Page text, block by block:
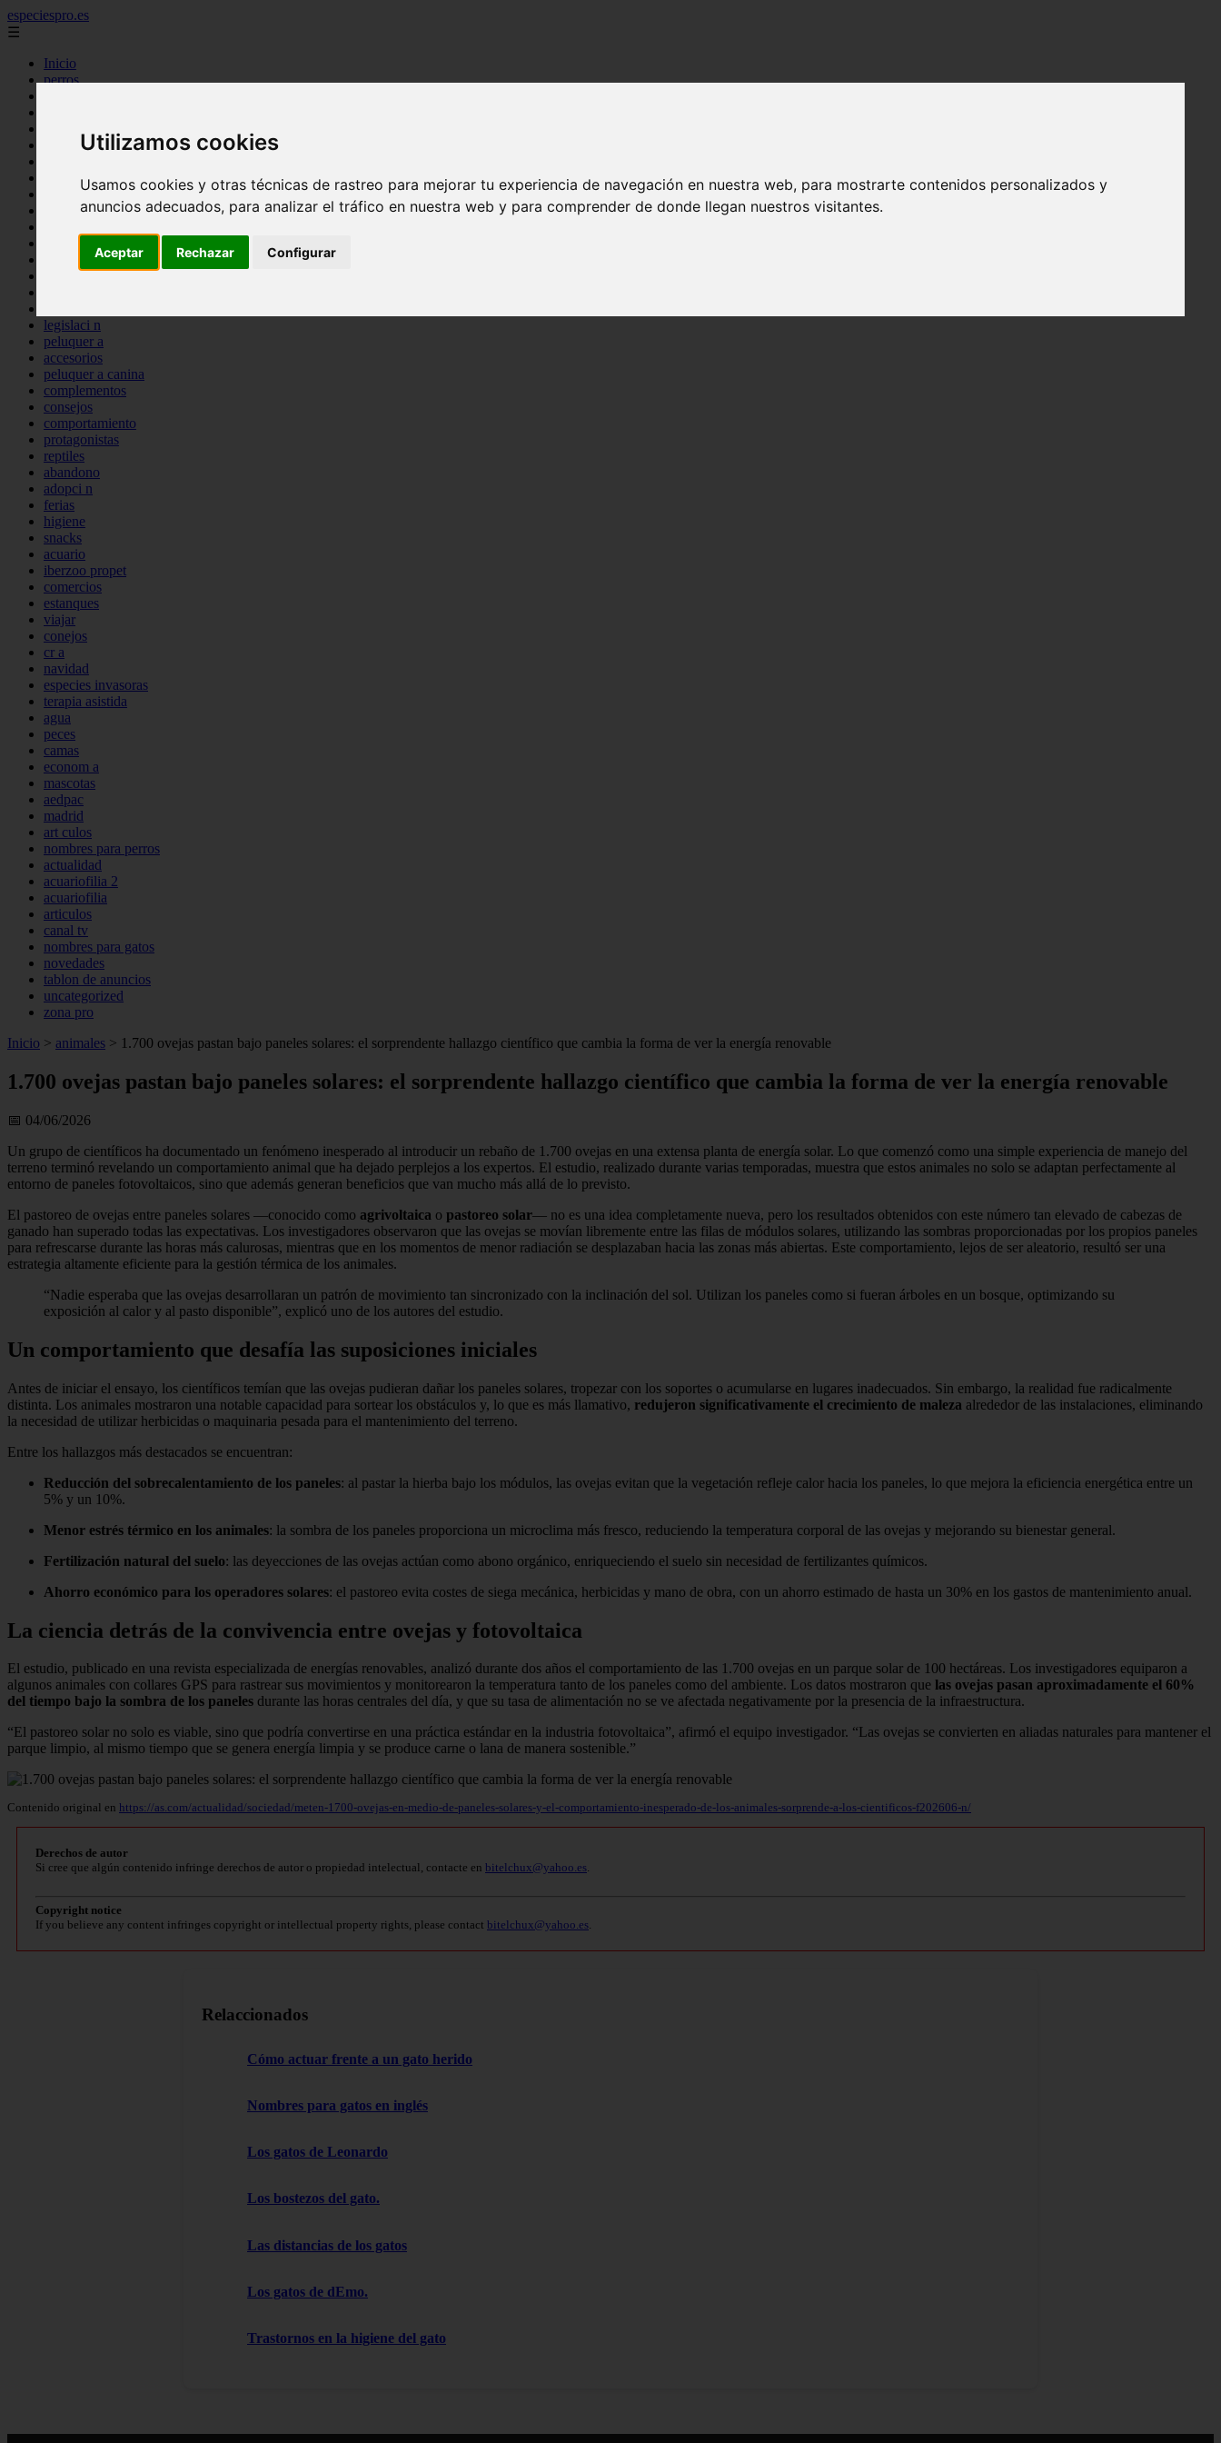
Utilizamos cookies
Usamos cookies y otras técnicas de rastreo para mejorar tu experiencia de navegación en nuestra web, para mostrarte contenidos personalizados y
anuncios adecuados, para analizar el tráfico en nuestra web y para comprender de donde llegan nuestros visitantes.
Aceptar Rechazar Configurar
especiespro.es
☰
Inicio
perros
acuariofilia
tenencia responsable
marketing
bienestar
legislaci n
peluquer a
accesorios
peluquer a canina
complementos
consejos
comportamiento
protagonistas
reptiles
abandono
adopci n
ferias
higiene
snacks
acuario
iberzoo propet
comercios
estanques
viajar
conejos
cr a
navidad
especies invasoras
terapia asistida
agua
peces
camas
econom a
mascotas
aedpac
madrid
art culos
nombres para perros
actualidad
acuariofilia 2
acuariofilia
articulos
canal tv
nombres para gatos
novedades
tablon de anuncios
uncategorized
zona pro
Inicio > animales > 1.700 ovejas pastan bajo paneles solares: el sorprendente hallazgo científico que cambia la forma de ver la energía renovable
1.700 ovejas pastan bajo paneles solares: el sorprendente hallazgo científico que cambia la forma de ver la energía renovable
📅 04/06/2026
Un grupo de científicos ha documentado un fenómeno inesperado al introducir un rebaño de 1.700 ovejas en una extensa planta de energía solar. Lo que comenzó como una simple experiencia de manejo del
terreno terminó revelando un comportamiento animal que ha dejado perplejos a los expertos. El estudio, realizado durante varias temporadas, muestra que estos animales no solo se adaptan perfectamente al
entorno de paneles fotovoltaicos, sino que además generan beneficios que van mucho más allá de lo previsto.
El pastoreo de ovejas entre paneles solares —conocido como agrivoltaica o pastoreo solar— no es una idea completamente nueva, pero los resultados obtenidos con este número tan elevado de cabezas de
ganado han superado todas las expectativas. Los investigadores observaron que las ovejas se movían libremente entre las filas de módulos solares, utilizando las sombras proporcionadas por los propios paneles
para refrescarse durante las horas más calurosas, mientras que en los momentos de menor radiación se desplazaban hacia las zonas más abiertas. Este comportamiento, lejos de ser aleatorio, resultó ser una
estrategia altamente eficiente para la gestión térmica de los animales.
“Nadie esperaba que las ovejas desarrollaran un patrón de movimiento tan sincronizado con la inclinación del sol. Utilizan los paneles como si fueran árboles en un bosque, optimizando su
exposición al calor y al pasto disponible”, explicó uno de los autores del estudio.
Un comportamiento que desafía las suposiciones iniciales
Antes de iniciar el ensayo, los científicos temían que las ovejas pudieran dañar los paneles solares, tropezar con los soportes o acumularse en lugares inadecuados. Sin embargo, la realidad fue radicalmente
distinta. Los animales mostraron una notable capacidad para sortear los obstáculos y, lo que es más llamativo, redujeron significativamente el crecimiento de maleza alrededor de las instalaciones, eliminando
la necesidad de utilizar herbicidas o maquinaria pesada para el mantenimiento del terreno.
Entre los hallazgos más destacados se encuentran:
Reducción del sobrecalentamiento de los paneles: al pastar la hierba bajo los módulos, las ovejas evitan que la vegetación refleje calor hacia los paneles, lo que mejora la eficiencia energética entre un
5% y un 10%.
Menor estrés térmico en los animales: la sombra de los paneles proporciona un microclima más fresco, reduciendo la temperatura corporal de las ovejas y mejorando su bienestar general.
Fertilización natural del suelo: las deyecciones de las ovejas actúan como abono orgánico, enriqueciendo el suelo sin necesidad de fertilizantes químicos.
Ahorro económico para los operadores solares: el pastoreo evita costes de siega mecánica, herbicidas y mano de obra, con un ahorro estimado de hasta un 30% en los gastos de mantenimiento anual.
La ciencia detrás de la convivencia entre ovejas y fotovoltaica
El estudio, publicado en una revista especializada de energías renovables, analizó durante dos años el comportamiento de las 1.700 ovejas en un parque solar de 100 hectáreas. Los investigadores equiparon a
algunos animales con collares GPS para rastrear sus movimientos y monitorearon la temperatura tanto de los paneles como del ambiente. Los datos mostraron que las ovejas pasan aproximadamente el 60%
del tiempo bajo la sombra de los paneles durante las horas centrales del día, y que su tasa de alimentación no se ve afectada negativamente por la presencia de la infraestructura.
“El pastoreo solar no solo es viable, sino que podría convertirse en una práctica estándar en la industria fotovoltaica”, afirmó el equipo investigador. “Las ovejas se convierten en aliadas naturales para mantener el
parque limpio, al mismo tiempo que se genera energía limpia y se produce carne o lana de manera sostenible.”
Contenido original en https://as.com/actualidad/sociedad/meten-1700-ovejas-en-medio-de-paneles-solares-y-el-comportamiento-inesperado-de-los-animales-sorprende-a-los-cientificos-f202606-n/
Derechos de autor
Si cree que algún contenido infringe derechos de autor o propiedad intelectual, contacte en bitelchux@yahoo.es.
Copyright notice
If you believe any content infringes copyright or intellectual property rights, please contact bitelchux@yahoo.es.
Relaccionados
Cómo actuar frente a un gato herido
Nombres para gatos en inglés
Los gatos de Leonardo
Los bostezos del gato.
Las distancias de los gatos
Los gatos de dEmo.
Trastornos en la higiene del gato